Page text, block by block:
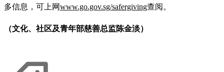
多信息，可上网www.go.gov.sg/safergiving查阅。
（文化、社区及青年部慈善总监陈金淡）